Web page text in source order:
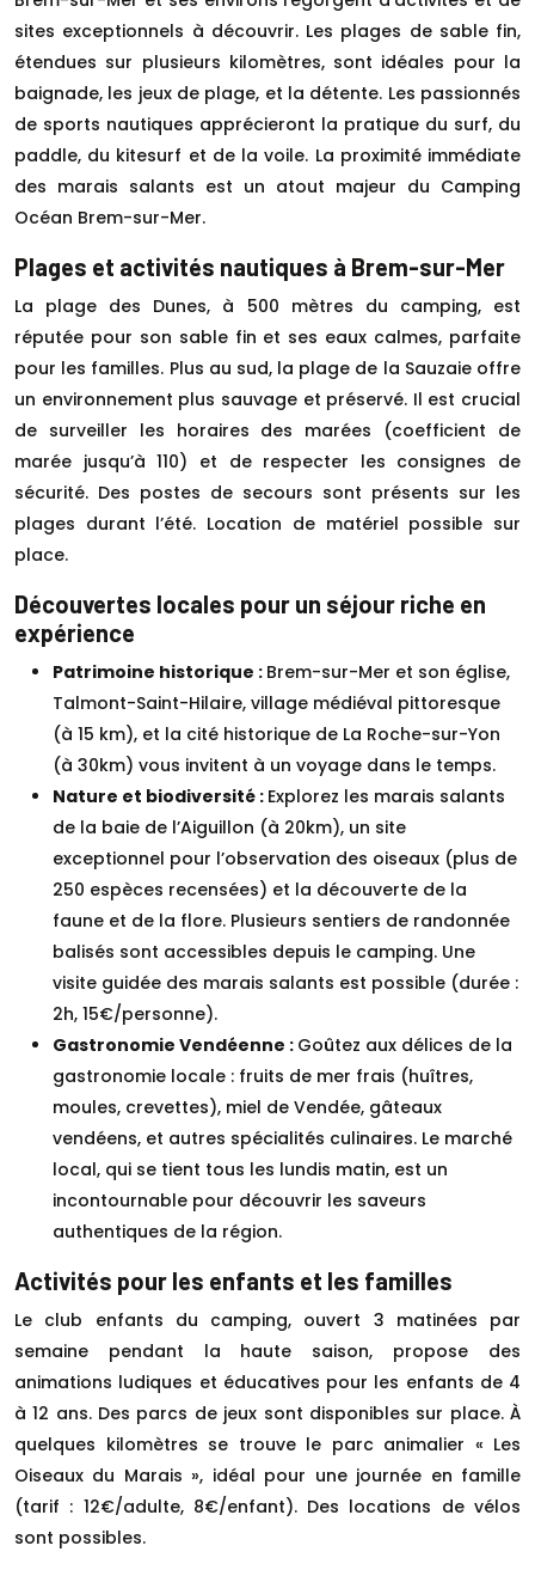
sites exceptionnels à découvrir. Les plages de sable fin,
étendues sur plusieurs kilomètres, sont idéales pour la
baignade, les jeux de plage, et la détente. Les passionnés
de sports nautiques apprécieront la pratique du surf, du
paddle, du kitesurf et de la voile. La proximité immédiate
des marais salants est un atout majeur du Camping
Océan Brem-sur-Mer.
Plages et activités nautiques à Brem-sur-Mer
La plage des Dunes, à 500 mètres du camping, est
réputée pour son sable fin et ses eaux calmes, parfaite
pour les familles. Plus au sud, la plage de la Sauzaie offre
un environnement plus sauvage et préservé. Il est crucial
de surveiller les horaires des marées (coefficient de
marée jusqu’à 110) et de respecter les consignes de
sécurité. Des postes de secours sont présents sur les
plages durant l’été. Location de matériel possible sur
place.
Découvertes locales pour un séjour riche en
expérience
Patrimoine historique : Brem-sur-Mer et son église,
Talmont-Saint-Hilaire, village médiéval pittoresque
(à 15 km), et la cité historique de La Roche-sur-Yon
(à 30km) vous invitent à un voyage dans le temps.
Nature et biodiversité : Explorez les marais salants
de la baie de l’Aiguillon (à 20km), un site
exceptionnel pour l’observation des oiseaux (plus de
250 espèces recensées) et la découverte de la
faune et de la flore. Plusieurs sentiers de randonnée
balisés sont accessibles depuis le camping. Une
visite guidée des marais salants est possible (durée :
2h, 15€/personne).
Gastronomie Vendéenne : Goûtez aux délices de la
gastronomie locale : fruits de mer frais (huîtres,
moules, crevettes), miel de Vendée, gâteaux
vendéens, et autres spécialités culinaires. Le marché
local, qui se tient tous les lundis matin, est un
incontournable pour découvrir les saveurs
authentiques de la région.
Activités pour les enfants et les familles
Le club enfants du camping, ouvert 3 matinées par
semaine pendant la haute saison, propose des
animations ludiques et éducatives pour les enfants de 4
à 12 ans. Des parcs de jeux sont disponibles sur place. À
quelques kilomètres se trouve le parc animalier « Les
Oiseaux du Marais », idéal pour une journée en famille
(tarif : 12€/adulte, 8€/enfant). Des locations de vélos
sont possibles.